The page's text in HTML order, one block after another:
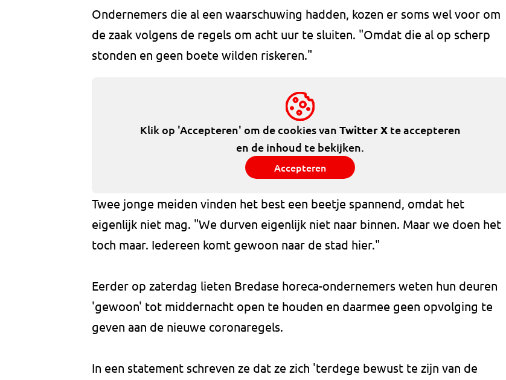
Ondernemers die al een waarschuwing hadden, kozen er soms wel voor om
de zaak volgens de regels om acht uur te sluiten. "Omdat die al op scherp
stonden en geen boete wilden riskeren."
Klik op 'Accepteren' om de cookies van Twitter Xte accepteren
en de inhoud te bekijken.
Accepteren
Twee jonge meiden vinden het best een beetje spannend, omdat het
eigenlijk niet mag. "We durven eigenlijk niet naar binnen. Maar we doen het
toch maar. Iedereen komt gewoon naar de stad hier."
Eerder op zaterdag lieten Bredase horeca-ondernemers weten hun deuren
'gewoon' tot middernacht open te houden en daarmee geen opvolging te
geven aan de nieuwe coronaregels.
In een statement schreven ze dat ze zich 'terdege bewust te zijn van de